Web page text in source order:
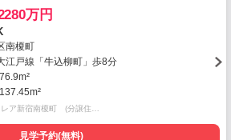
万円
南榎町
江戸線「牛込柳町」歩8分
76.9m²
137.45m²
レア新宿南榎町 (分譲住…
見学予約(無料)